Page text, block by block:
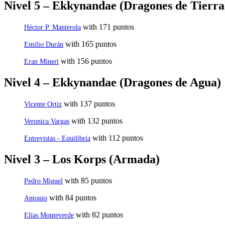
Nivel 5 – Ekkynandae (Dragones de
Héctor P. Manterola with 171 puntos
Emilio Durán with 165 puntos
Eran Mineri with 156 puntos
Nivel 4 – Ekkynandae (Dragones de Agua)
Vicente Ortiz with 137 puntos
Veronica Vargas with 132 puntos
Entrevistas - Equilibria with 112 puntos
Nivel 3 – Los Korps (Armada)
Pedro Miguel with 85 puntos
Antonio with 84 puntos
Elías Monteverde with 82 puntos